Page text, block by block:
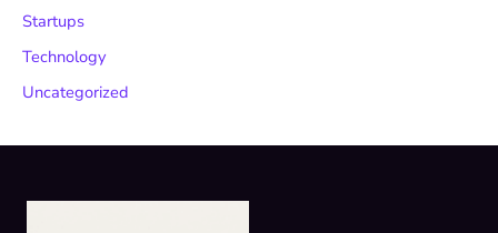
Startups
Technology
Uncategorized